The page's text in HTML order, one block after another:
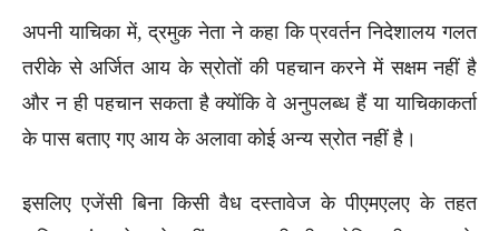
अपनी याचिका में, द्रमुक नेता ने कहा कि प्रवर्तन निदेशालय गलत
तरीके से अर्जित आय के स्रोतों की पहचान करने में सक्षम नहीं है
और न ही पहचान सकता है क्योंकि वे अनुपलब्ध हैं या याचिकाकर्ता
के पास बताए गए आय के अलावा कोई अन्य स्रोत नहीं है।
इसलिए एजेंसी बिना किसी वैध दस्तावेज के पीएमएलए के तहत